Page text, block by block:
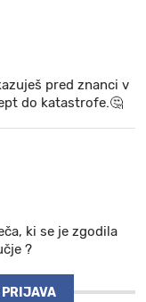
pred znanci v
do katastrofe.🤔
ki se je zgodila
?
PRIJAVA